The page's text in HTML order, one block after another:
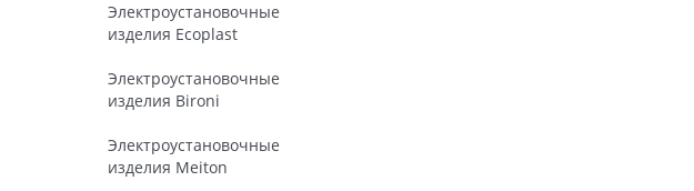
Электроустановочные
изделия Ecoplast
Электроустановочные
изделия Bironi
Электроустановочные
изделия Meiton